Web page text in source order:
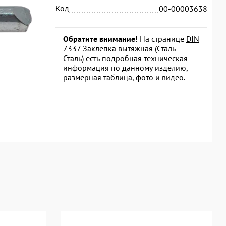
Код 00-00003638
Обратите внимание! На странице DIN
7337 Заклепка вытяжная (Сталь -
Сталь)есть подробная техническая
информация по данному изделию,
размерная таблица, фото и видео.